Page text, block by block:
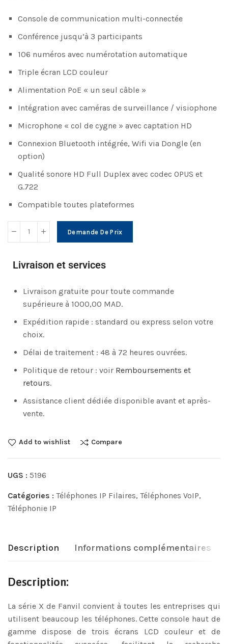
Console de communication multi-connectée
Conférence jusqu’à 3 participants
106 numéros avec numérotation automatique
Triple écran LCD couleur
Alimentation PoE « un seul câble »
Intégration avec caméras de surveillance / visiophone
Microphone « col de cygne » avec captation HD
Connexion Bluetooth intégrée, Wifi via Dongle (en
option)
Qualité sonore HD Full Duplex avec codec OPUS et
G.722
Compatible toutes plateformes
Demande De Prix
Livraison et services
Livraison gratuite pour toute commande
supérieure à 1000,00 MAD.
Expédition rapide : standard ou express selon votre
choix.
Délai de traitement : 48 à 72 heures ouvrées.
Politique de retour : voir Remboursements et
retours.
Assistance client dédiée disponible avant et après-
vente.
Add to wishlist Compare
UGS : 5196
Catégories : Téléphones IP Filaires, Téléphones VoIP,
Téléphonie IP
Description Informations complémentaires
Description:
La série X de Fanvil convient à toutes les entreprises qui
utilisent beaucoup les téléphones. Cette console haut de
gamme dispose de trois écrans LCD couleur et de